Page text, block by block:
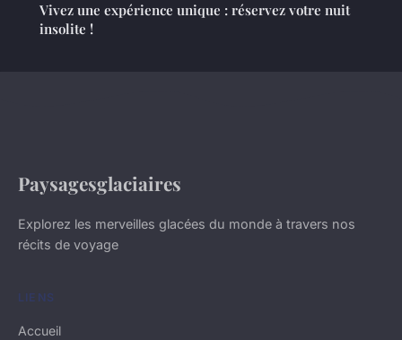
Vivez une expérience unique : réservez votre nuit
insolite !
Paysagesglaciaires
Explorez les merveilles glacées du monde à travers nos
récits de voyage
LIENS
Accueil